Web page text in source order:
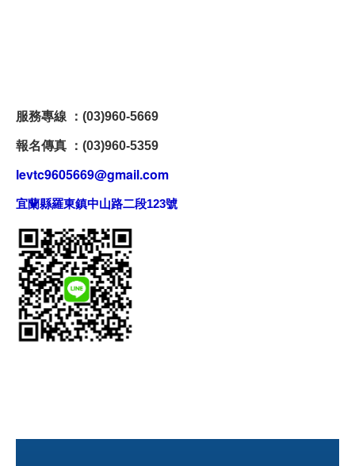
服務專線 ：(03)960-5669
報名傳真 ：(03)960-5359
levtc9605669@gmail.com
宜蘭縣羅東鎮中山路二段123號